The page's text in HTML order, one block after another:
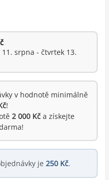
srpna - čtvrtek 13.
v hodnotě minimálně
!
2 000 Kča získejte
je 250 Kč.